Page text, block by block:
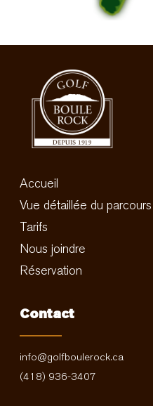
Accueil
Vue détaillée du parcours
Tarifs
Nous joindre
Réservation
Contact
info@golfboulerock.ca
(418) 936-3407